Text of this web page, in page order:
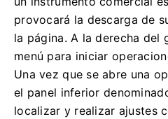
provocará la descarga de
la página.A la derecha del
menú para iniciar
Una vez que se abre una
el panel inferior
localizar y realizar ajustes